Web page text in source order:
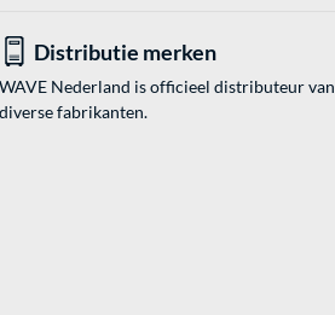
Distributie merken
WAVE Nederland is officieel distributeur van
diverse fabrikanten.